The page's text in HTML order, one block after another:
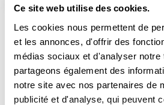
Ce site web utilise des cookies.
Les cookies nous permettent de
et les annonces, d'offrir des
médias sociaux et d'analyser notre
partageons également des
notre site avec nos partenaires de
publicité et d'analyse, qui peuvent
Nombre d’unité
Total HT
Total TVA